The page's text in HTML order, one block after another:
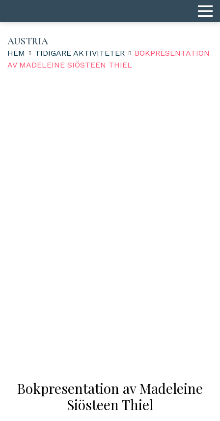
AUSTRIA
HEM TIDIGARE AKTIVITETER
BOKPRESENTATION
AV MADELEINE SIÖSTEEN THIEL
Bokpresentation av Madeleine
Siösteen Thiel